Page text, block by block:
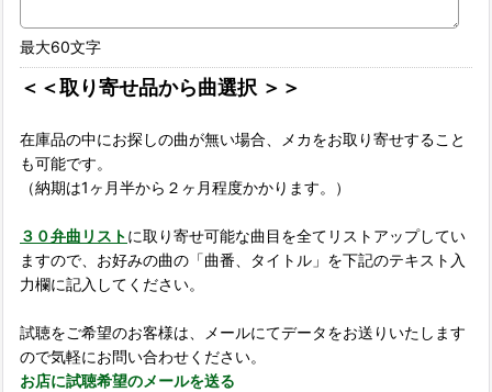
最大60文字
＜＜取り寄せ品から曲選択 ＞＞
在庫品の中にお探しの曲が無い場合、メカをお取り寄せすること
も可能です。
（納期は1ヶ月半から２ヶ月程度かかります。）
３０弁曲リストに取り寄せ可能な曲目を全てリストアップしてい
ますので、お好みの曲の「曲番、タイトル」を下記のテキスト入
力欄に記入してください。
試聴をご希望のお客様は、メールにてデータをお送りいたします
ので気軽にお問い合わせください。
お店に試聴希望のメールを送る